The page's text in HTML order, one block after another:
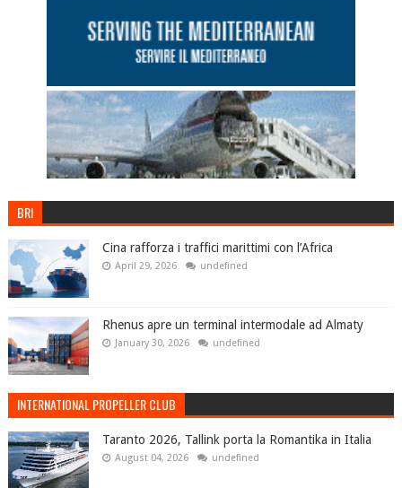
BRI
Cina rafforza i traffici marittimi con l’Africa
April 29, 2026 undefined
Rhenus apre un terminal intermodale ad Almaty
January 30, 2026 undefined
INTERNATIONAL PROPELLER CLUB
Taranto 2026, Tallink porta la Romantika in Italia
August 04, 2026 undefined